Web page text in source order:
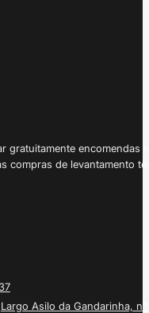
gratuitamente
compras de levantamento
Largo Asilo da Gandarinha, nº